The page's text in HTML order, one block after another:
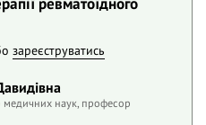
зареєструватись
медичних наук, професор